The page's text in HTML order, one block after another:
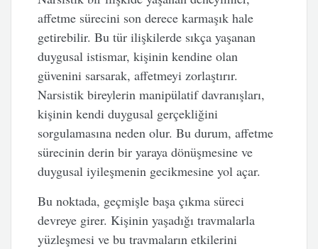
affetme sürecini son derece karmaşık hale
getirebilir. Bu tür ilişkilerde sıkça yaşanan
duygusal istismar, kişinin kendine olan
güvenini sarsarak, affetmeyi zorlaştırır.
Narsistik bireylerin manipülatif davranışları,
kişinin kendi duygusal gerçekliğini
sorgulamasına neden olur. Bu durum, affetme
sürecinin derin bir yaraya dönüşmesine ve
duygusal iyileşmenin gecikmesine yol açar.
Bu noktada, geçmişle başa çıkma süreci
devreye girer. Kişinin yaşadığı travmalarla
yüzleşmesi ve bu travmaların etkilerini